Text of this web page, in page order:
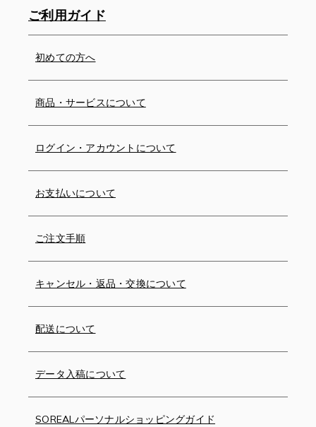
ご利用ガイド
初めての方へ
商品・サービスについて
ログイン・アカウントについて
お支払いについて
ご注文手順
キャンセル・返品・交換について
配送について
データ入稿について
SOREALパーソナルショッピングガイド